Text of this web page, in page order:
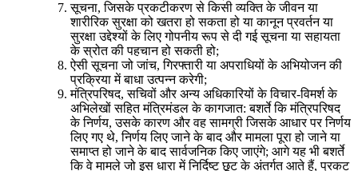
सूचना, जिसके प्रकटीकरण से किसी व्यक्ति के जीवन या
शारीरिक सुरक्षा को खतरा हो सकता हो या कानून प्रवर्तन या
सुरक्षा उद्देश्यों के लिए गोपनीय रूप से दी गई सूचना या सहायता
के स्रोत की पहचान हो सकती हो;
ऐसी सूचना जो जांच, गिरफ्तारी या अपराधियों के अभियोजन की
प्रक्रिया में बाधा उत्पन्न करेगी;
मंत्रिपरिषद, सचिवों और अन्य अधिकारियों के विचार-विमर्श के
अभिलेखों सहित मंत्रिमंडल के कागजात: बशर्ते कि मंत्रिपरिषद
के निर्णय, उसके कारण और वह सामग्री जिसके आधार पर निर्णय
लिए गए थे, निर्णय लिए जाने के बाद और मामला पूरा हो जाने या
समाप्त हो जाने के बाद सार्वजनिक किए जाएंगे; आगे यह भी बशर्ते
कि वे मामले जो इस धारा में निर्दिष्ट छूट के अंतर्गत आते हैं, प्रकट